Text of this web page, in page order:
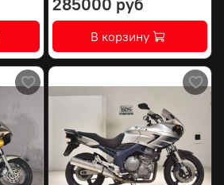
285000 руб
В корзину